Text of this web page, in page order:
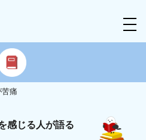
痛
感じる人が語る